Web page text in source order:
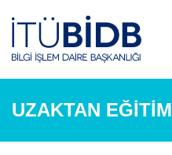
UZAKTAN EĞİTİM